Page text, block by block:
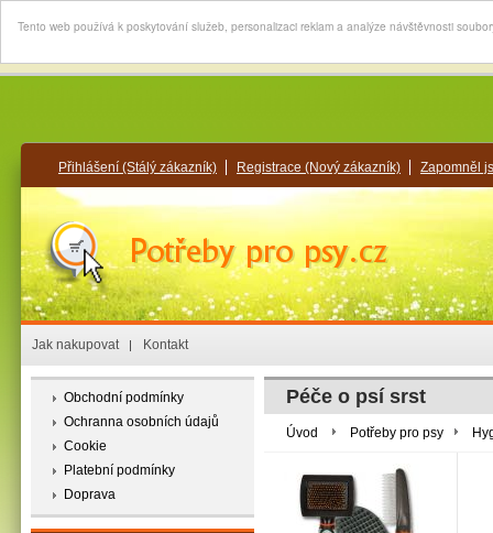
Tento web používá k poskytování služeb, personalizaci reklam a analýze návštěvnosti
Přihlášení (Stálý zákazník) Registrace (Nový zákazník) Zapomněl
Jak nakupovat Kontakt
Obchodní podmínky
Ochranna osobních údajů
Cookie
Platební podmínky
Doprava
Péče o psí srst
Úvod Potřeby pro psy